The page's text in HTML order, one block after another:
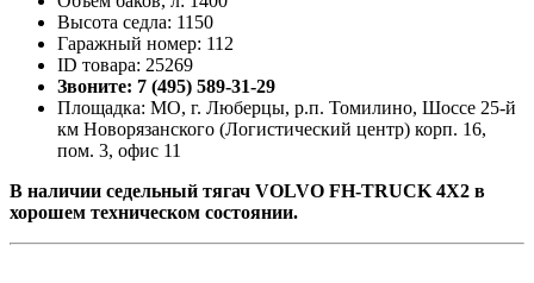
Высота седла: 1150
Гаражный номер: 112
ID товара: 25269
Звоните: 7 (495) 589-31-29
Площадка: МО, г. Люберцы, р.п. Томилино, Шоссе 25-й
км Новорязанского (Логистический центр) корп. 16,
пом. 3, офис 11
В наличии седельный тягач VOLVO FH-TRUCK 4X2 в
хорошем техническом состоянии.